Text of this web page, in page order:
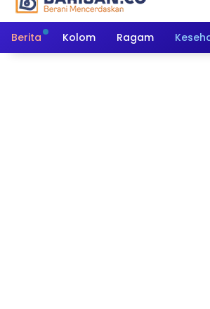
Berita Kolom Ragam